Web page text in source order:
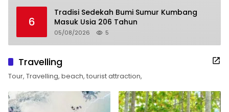
6
Tradisi Sedekah Bumi Sumur Kumbang
Masuk Usia 206 Tahun
05/08/2026 5
Travelling
Tour, Travelling, beach, tourist attraction,